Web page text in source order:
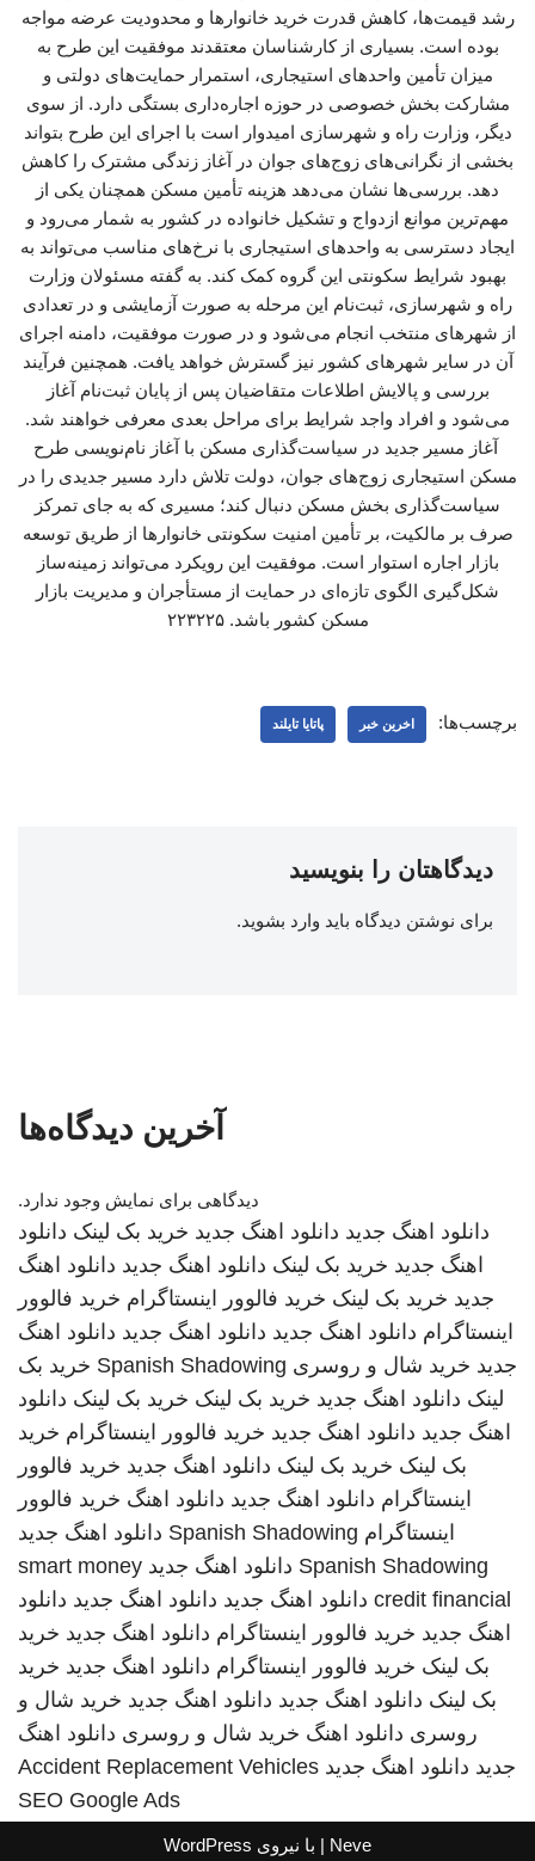
رشد قیمت‌ها، کاهش قدرت خرید خانوارها و محدودیت عرضه مواجه
بوده است. بسیاری از کارشناسان معتقدند موفقیت این طرح به
میزان تأمین واحدهای استیجاری، استمرار حمایت‌های دولتی و
مشارکت بخش خصوصی در حوزه اجاره‌داری بستگی دارد. از سوی
دیگر، وزارت راه و شهرسازی امیدوار است با اجرای این طرح بتواند
بخشی از نگرانی‌های زوج‌های جوان در آغاز زندگی مشترک را کاهش
دهد. بررسی‌ها نشان می‌دهد هزینه تأمین مسکن همچنان یکی از
مهم‌ترین موانع ازدواج و تشکیل خانواده در کشور به شمار می‌رود و
ایجاد دسترسی به واحدهای استیجاری با نرخ‌های مناسب می‌تواند به
بهبود شرایط سکونتی این گروه کمک کند. به گفته مسئولان وزارت
راه و شهرسازی، ثبت‌نام این مرحله به صورت آزمایشی و در تعدادی
از شهرهای منتخب انجام می‌شود و در صورت موفقیت، دامنه اجرای
آن در سایر شهرهای کشور نیز گسترش خواهد یافت. همچنین فرآیند
بررسی و پالایش اطلاعات متقاضیان پس از پایان ثبت‌نام آغاز
می‌شود و افراد واجد شرایط برای مراحل بعدی معرفی خواهند شد.
آغاز مسیر جدید در سیاست‌گذاری مسکن با آغاز نام‌نویسی طرح
مسکن استیجاری زوج‌های جوان، دولت تلاش دارد مسیر جدیدی را در
سیاست‌گذاری بخش مسکن دنبال کند؛ مسیری که به جای تمرکز
صرف بر مالکیت، بر تأمین امنیت سکونتی خانوارها از طریق توسعه
بازار اجاره استوار است. موفقیت این رویکرد می‌تواند زمینه‌ساز
شکل‌گیری الگوی تازه‌ای در حمایت از مستأجران و مدیریت بازار
مسکن کشور باشد. ۲۲۳۲۲۵
برچسب‌ها: اخرین خبر پاتایا تایلند
دیدگاهتان را بنویسید
برای نوشتن دیدگاه باید وارد بشوید.
آخرین دیدگاه‌ها
دیدگاهی برای نمایش وجود ندارد.
دانلود اهنگ جدید دانلود اهنگ جدید خرید بک لینک دانلود
اهنگ جدید خرید بک لینک دانلود اهنگ جدید دانلود اهنگ
جدید خرید بک لینک خرید فالوور اینستاگرام خرید فالوور
اینستاگرام دانلود اهنگ جدید دانلود اهنگ جدید دانلود اهنگ
جدید خرید شال و روسری Spanish Shadowing خرید بک
لینک دانلود اهنگ جدید خرید بک لینک خرید بک لینک دانلود
اهنگ جدید دانلود اهنگ جدید خرید فالوور اینستاگرام خرید
بک لینک خرید بک لینک دانلود اهنگ جدید خرید فالوور
اینستاگرام دانلود اهنگ جدید دانلود اهنگ خرید فالوور
اینستاگرام Spanish Shadowing دانلود اهنگ جدید
Spanish Shadowing دانلود اهنگ جدید smart money
credit financial دانلود اهنگ جدید دانلود اهنگ جدید دانلود
اهنگ جدید خرید فالوور اینستاگرام دانلود اهنگ جدید خرید
بک لینک خرید فالوور اینستاگرام دانلود اهنگ جدید خرید
بک لینک دانلود اهنگ جدید دانلود اهنگ جدید خرید شال و
روسری دانلود اهنگ خرید شال و روسری دانلود اهنگ
جدید دانلود اهنگ جدید Accident Replacement Vehicles
SEO Google Ads
Neve | با نیروی WordPress